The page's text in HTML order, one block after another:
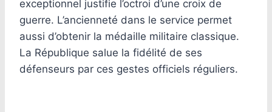
exceptionnel justifie l’octroi d’une croix de
guerre. L’ancienneté dans le service permet
aussi d’obtenir la médaille militaire classique.
La République salue la fidélité de ses
défenseurs par ces gestes officiels réguliers.